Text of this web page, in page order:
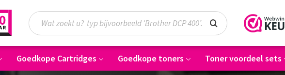
Goedkope Cartridges Goedkope toners Toner voordeel sets